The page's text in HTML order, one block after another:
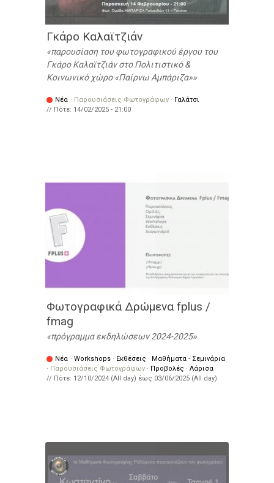
Γκάρο Καλαϊτζιάν
παρουσίαση του φωτογραφικού έργου του
Γκάρο Καλαϊτζιάν στο Πολιτιστικό &
Κοινωνικό χώρο «Παίρνω Αμπάριζα»
Νέα · Παρουσιάσεις Φωτογράφων · Γαλάτσι
// Πότε: 14/02/2025 - 21:00
Φωτογραφικά Δρώμενα fplus /
fmag
πρόγραμμα εκδηλώσεων 2024-2025
Νέα · Workshops · Εκθέσεις · Μαθήματα - Σεμινάρια
· Παρουσιάσεις Φωτογράφων · Προβολές · Λάρισα
// Πότε: 12/10/2024 (All day) έως 03/06/2025 (All day)